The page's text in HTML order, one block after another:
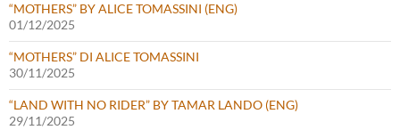
“MOTHERS” BY ALICE TOMASSINI (ENG)
01/12/2025
“MOTHERS” DI ALICE TOMASSINI
30/11/2025
“LAND WITH NO RIDER” BY TAMAR LANDO (ENG)
29/11/2025